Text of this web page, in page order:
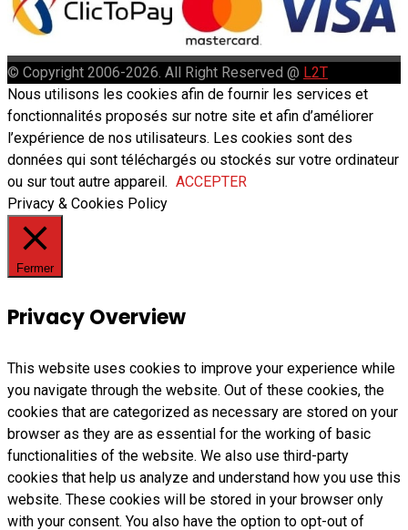
© Copyright 2006-2026. All Right Reserved @ L2T
Nous utilisons les cookies afin de fournir les services et
fonctionnalités proposés sur notre site et afin d’améliorer
l’expérience de nos utilisateurs. Les cookies sont des
données qui sont téléchargés ou stockés sur votre ordinateur
ou sur tout autre appareil. ACCEPTER
Privacy & Cookies Policy
Fermer
Privacy Overview
This website uses cookies to improve your experience while
you navigate through the website. Out of these cookies, the
cookies that are categorized as necessary are stored on your
browser as they are as essential for the working of basic
functionalities of the website. We also use third-party
cookies that help us analyze and understand how you use this
website. These cookies will be stored in your browser only
with your consent. You also have the option to opt-out of